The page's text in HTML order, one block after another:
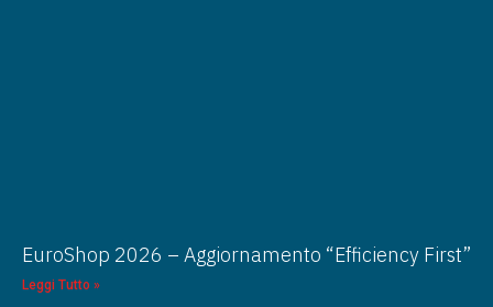
EuroShop 2026 – Aggiornamento “Efficiency First”
Leggi Tutto »